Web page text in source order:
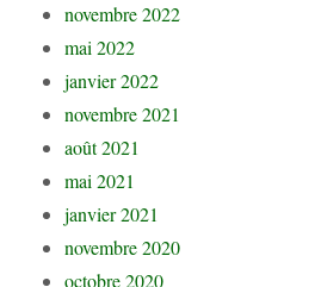
novembre 2022
mai 2022
janvier 2022
novembre 2021
août 2021
mai 2021
janvier 2021
novembre 2020
octobre 2020